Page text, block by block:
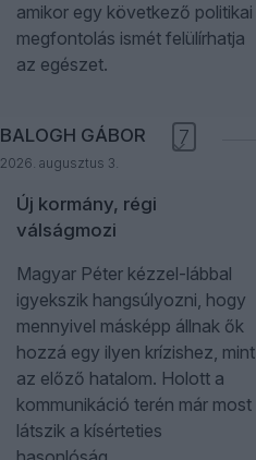
amikor egy következő politikai
megfontolás ismét felülírhatja
az egészet.
BALOGH GÁBOR
2026. augusztus 3.
7
Új kormány, régi
válságmozi
Magyar Péter kézzel-lábbal
igyekszik hangsúlyozni, hogy
mennyivel másképp állnak ők
hozzá egy ilyen krízishez, mint
az előző hatalom. Holott a
kommunikáció terén már most
látszik a kísérteties